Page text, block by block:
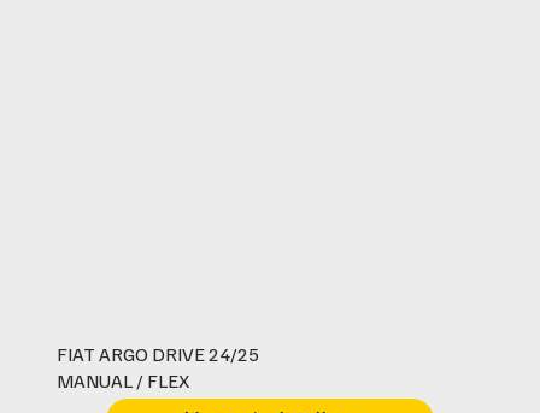
FIAT ARGO DRIVE 24/25
MANUAL / FLEX